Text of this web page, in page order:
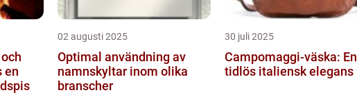
en
02 augusti 2025
Optimal användning av
namnskyltar inom olika
branscher
30 juli 2025
Campomaggi-väska: En
tidlös italiensk elegans